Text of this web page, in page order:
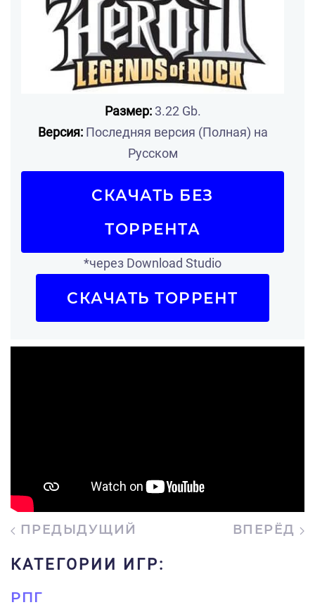
Размер:3.22 Gb.
Версия:Последняя версия (Полная) на
Русском
СКАЧАТЬ БЕЗ
ТОРРЕНТА
*через Download Studio
СКАЧАТЬ ТОРРЕНТ
ПРЕДЫДУЩИЙ ВПЕРЁД
КАТЕГОРИИ ИГР:
РПГ